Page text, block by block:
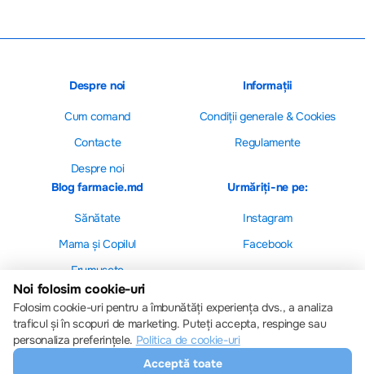
Despre noi
Cum comand
Contacte
Despre noi
Informații
Сondiții generale & Cookies
Regulamente
Blog farmacie.md
Sănătate
Mama și Copilul
Frumusețe
Urmăriți-ne pe:
Instagram
Facebook
Setări cookie-uri
Politica de cookie-uri
Noi folosim cookie-uri
Folosim cookie-uri pentru a îmbunătăți experiența dvs., a analiza
traficul și în scopuri de marketing. Puteți accepta, respinge sau
personaliza preferințele. Politica de cookie-uri
Acceptă toate